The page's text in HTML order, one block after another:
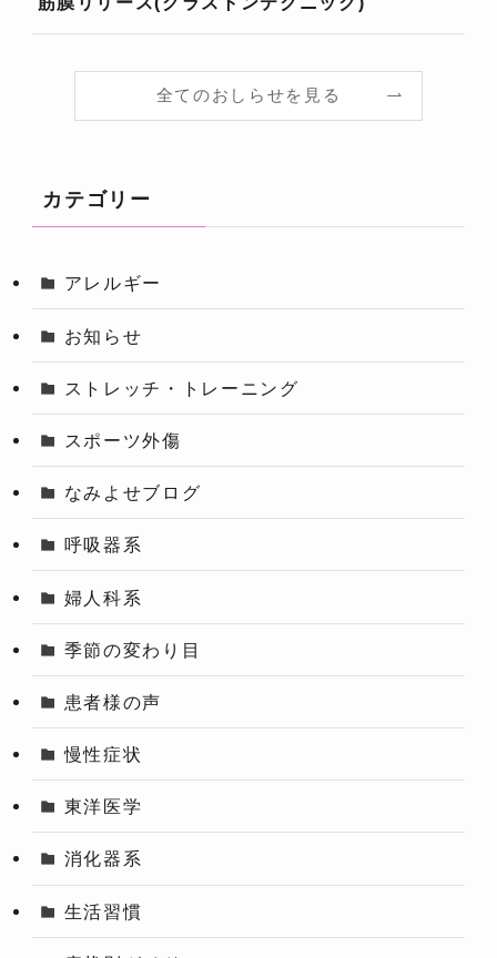
全てのおしらせを見る
カテゴリー
アレルギー
お知らせ
ストレッチ・トレーニング
スポーツ外傷
なみよせブログ
呼吸器系
婦人科系
季節の変わり目
患者様の声
慢性症状
東洋医学
消化器系
生活習慣